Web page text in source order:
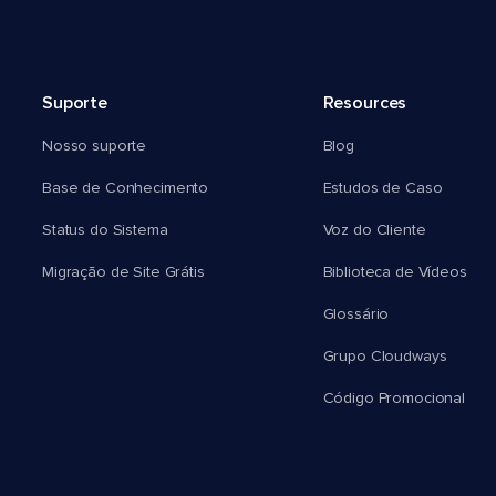
Suporte
Nosso suporte
Base de Conhecimento
Status do Sistema
Migração de Site Grátis
Resources
Blog
Estudos de Caso
Voz do Cliente
Biblioteca de Vídeos
Glossário
Grupo Cloudways
Código Promocional